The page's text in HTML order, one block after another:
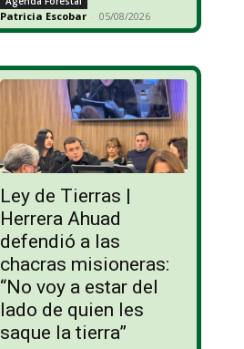
Patricia Escobar - 05/08/2026
Ley de Tierras |
Herrera Ahuad
defendió a las
chacras misioneras:
“No voy a estar del
lado de quien les
saque la tierra”